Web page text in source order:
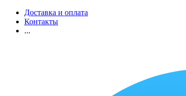
Доставка и оплата
Контакты
...